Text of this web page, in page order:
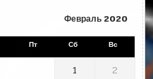
Февраль 2020
Пт Сб Вс
1
2